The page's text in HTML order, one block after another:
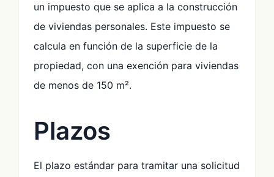
un impuesto que se aplica a la construcción
de viviendas personales. Este impuesto se
calcula en función de la superficie de la
propiedad, con una exención para viviendas
de menos de 150 m².
Plazos
El plazo estándar para tramitar una solicitud